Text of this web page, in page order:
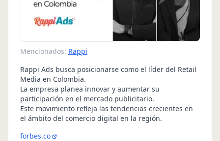
Mencionados: Rappi
Rappi Ads busca posicionarse como el líder del Retail
Media en Colombia.
La empresa planea innovar y aumentar su
participación en el mercado publicitario.
Este movimiento refleja las tendencias crecientes en
el ámbito del comercio digital en la región.
forbes.co